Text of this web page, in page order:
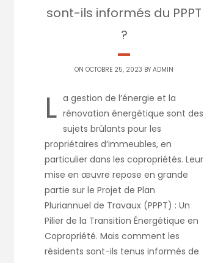
sont-ils informés du PPPT
?
ON OCTOBRE 25, 2023 BY ADMIN
L a gestion de l’énergie et la
rénovation énergétique sont des
sujets brûlants pour les
propriétaires d’immeubles, en
particulier dans les copropriétés. Leur
mise en œuvre repose en grande
partie sur le Projet de Plan
Pluriannuel de Travaux (PPPT) : Un
Pilier de la Transition Énergétique en
Copropriété. Mais comment les
résidents sont-ils tenus informés de